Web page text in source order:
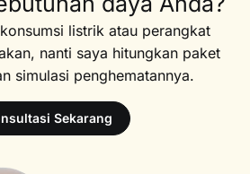
listrik atau perangkat
nanti saya hitungkan paket
simulasi penghematannya.
Sekarang